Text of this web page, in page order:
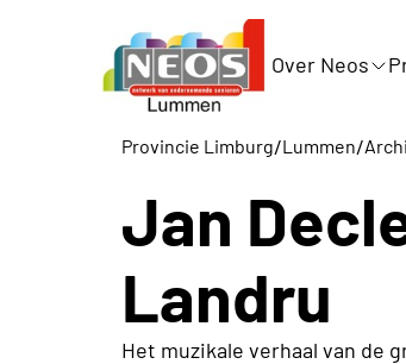
Over Neos
Provincie Limburg/Lummen/
Jan
Landru
Het muzikale verhaal van de